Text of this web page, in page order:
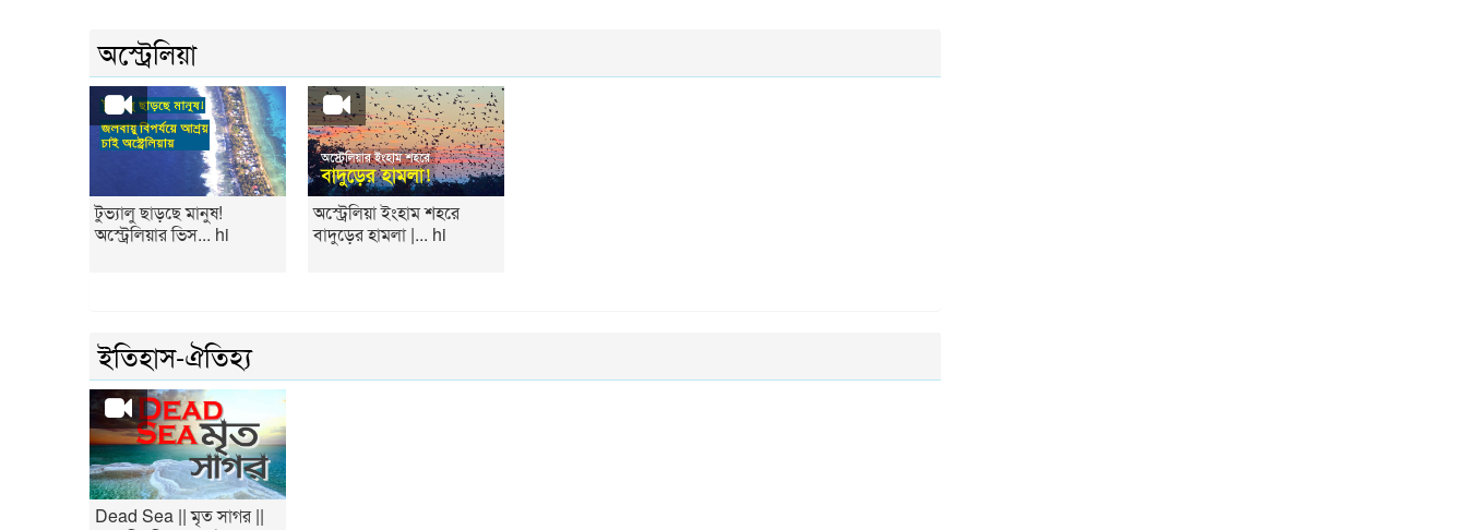
অস্ট্রেলিয়া
টুভ্যালু ছাড়ছে মানুষ!
অস্ট্রেলিয়ার ভিস... hi
অস্ট্রেলিয়া ইংহাম শহরে
বাদুড়ের হামলা |... hi
ইতিহাস-ঐতিহ্য
Dead Sea || মৃত সাগর ||